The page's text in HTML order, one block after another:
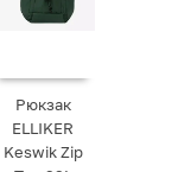
Рюкзак
ELLIKER
Keswik Zip